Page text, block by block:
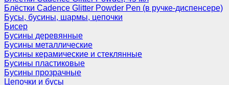
Блёстки Cadence Glitter Powder Pen (в ручке-диспенсере)
Бусы, бусины, шармы, цепочки
Бисер
Бусины деревянные
Бусины металлические
Бусины керамические и стеклянные
Бусины пластиковые
Бусины прозрачные
Цепочки и бусы